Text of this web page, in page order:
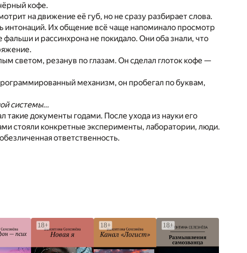
кофе.
на движение её губ, но не сразу разбирает слова.
интонаций. Их общение всё чаще напоминало просмотр
и рассинхрона не покидало. Они оба знали, что
светом, резанув по глазам. Он сделал глоток кофе —
механизм, он пробегал по буквам,
системы…
документы годами. После ухода из науки его
стояли конкретные эксперименты, лаборатории, люди.
ответственность.